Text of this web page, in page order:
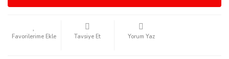
Tavsiye Et Yorum Yaz